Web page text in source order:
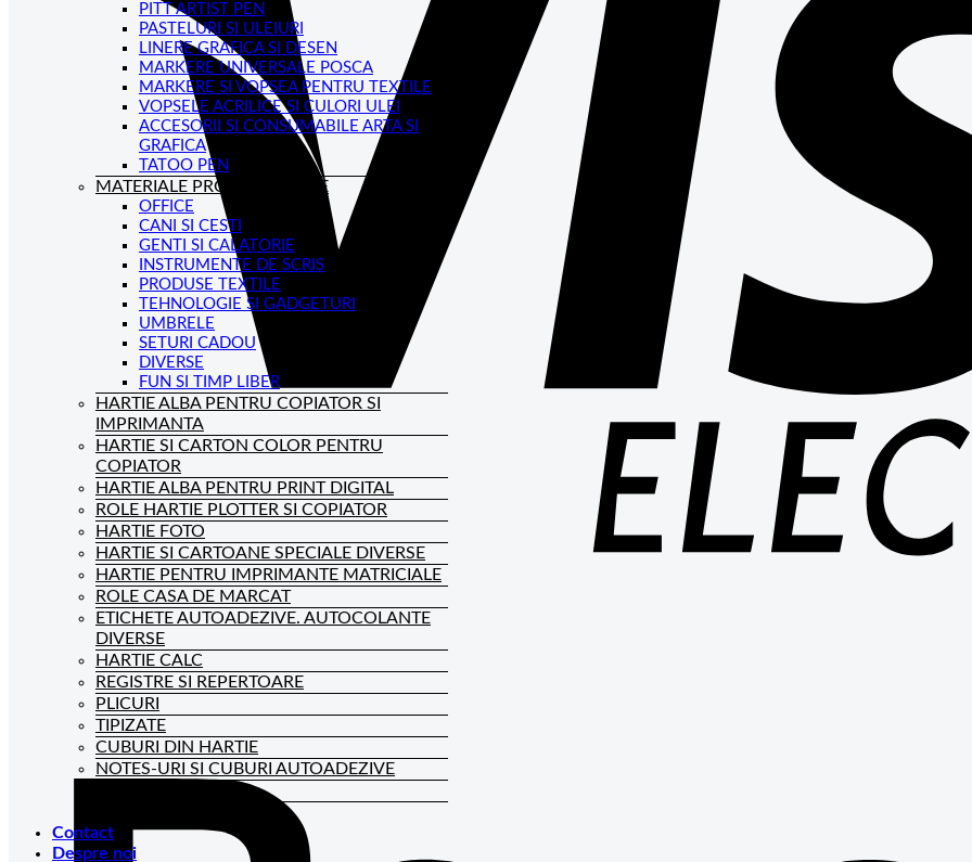
PITT ARTIST PEN
PASTELURI SI ULEIURI
LINERE GRAFICA SI DESEN
MARKERE UNIVERSALE POSCA
MARKERE SI VOPSEA PENTRU TEXTILE
VOPSELE ACRILICE SI CULORI ULEI
ACCESORII SI CONSUMABILE ARTA SI
GRAFICA
TATOO PEN
MATERIALE PROMOTIONALE
OFFICE
CANI SI CESTI
GENTI SI CALATORIE
INSTRUMENTE DE SCRIS
PRODUSE TEXTILE
TEHNOLOGIE SI GADGETURI
UMBRELE
SETURI CADOU
DIVERSE
FUN SI TIMP LIBER
HARTIE ALBA PENTRU COPIATOR SI
IMPRIMANTA
HARTIE SI CARTON COLOR PENTRU
COPIATOR
HARTIE ALBA PENTRU PRINT DIGITAL
ROLE HARTIE PLOTTER SI COPIATOR
HARTIE FOTO
HARTIE SI CARTOANE SPECIALE DIVERSE
HARTIE PENTRU IMPRIMANTE MATRICIALE
ROLE CASA DE MARCAT
ETICHETE AUTOADEZIVE. AUTOCOLANTE
DIVERSE
HARTIE CALC
REGISTRE SI REPERTOARE
PLICURI
TIPIZATE
CUBURI DIN HARTIE
NOTES-URI SI CUBURI AUTOADEZIVE
Contact
Despre noi